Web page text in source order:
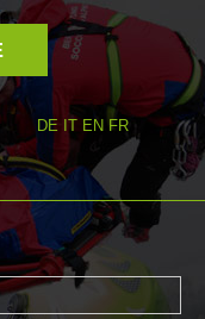
DE IT EN FR